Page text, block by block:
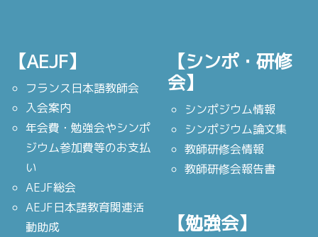
【AEJF】
フランス日本語教師会
入会案内
年会費・勉強会やシンポ
ジウム参加費等のお支払
い
AEJF総会
AEJF日本語教育関連活
動助成
【シンポ・研修
会】
シンポジウム情報
シンポジウム論文集
教師研修会情報
教師研修会報告書
【勉強会】